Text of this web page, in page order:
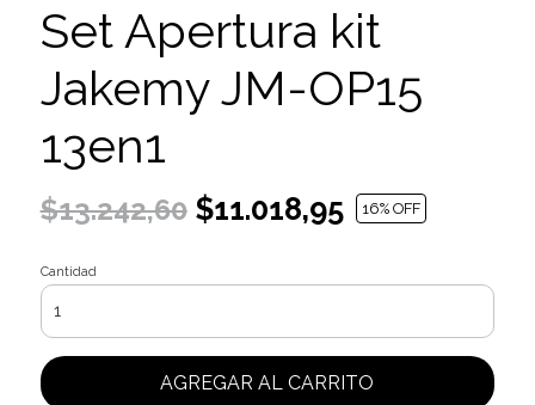
Set Apertura kit
Jakemy JM-OP15
13en1
$13.242,60$11.018,95 16% OFF
Cantidad
AGREGAR AL CARRITO